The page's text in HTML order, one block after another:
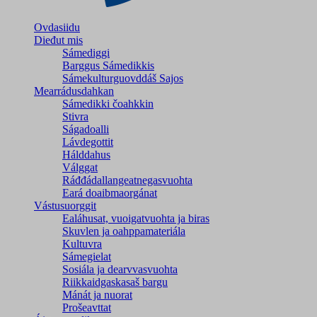
Ovdasiidu
Dieđut mis
Sámediggi
Barggus Sámedikkis
Sámekulturguovddáš Sajos
Mearrádusdahkan
Sámedikki čoahkkin
Stivra
Ságadoalli
Lávdegottit
Hálddahus
Válggat
Ráđđádallangeatnegas­vuohta
Eará doaibmaorgánat
Vástusuorggit
Ealáhusat, vuoigatvuohta ja biras
Skuvlen ja oahppamateriála
Kultuvra
Sámegielat
Sosiála ja dearvvasvuohta
Riikkaidgaskasaš bargu
Mánát ja nuorat
Prošeavttat